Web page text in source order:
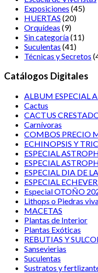
Exposiciones (45)
HUERTAS (20)
Orquídeas (9)
Sin categoría(11)
Suculentas (41)
Técnicas y Secretos
Catálogos Digitales
ALBUM ESPECIAL
Cactus
CACTUS
Carnívoras
COMBOS PRECIO
ECHINOPSIS Y
ESPECIAL
ESPECIAL
ESPECIAL DIA DE
ESPECIAL
Especial OTOÑO
Lithops o Piedras
MACETAS
Plantas de Interior
Plantas Exóticas
REBUTIAS Y
Sansevierias
Suculentas
Sustratos y